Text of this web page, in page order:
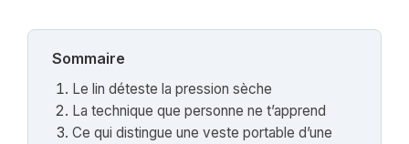
Sommaire
Le lin déteste la pression sèche
La technique que personne ne t’apprend
Ce qui distingue une veste portable d’une